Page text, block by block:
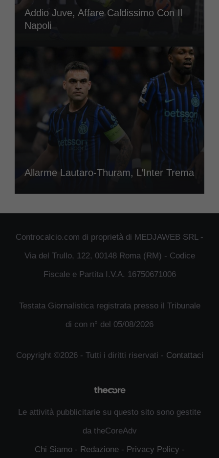
Addio Juve, Affare Caldissimo Con Il
Napoli
Allarme Lautaro-Thuram, L’Inter Trema
Controcalcio.com di proprietà di MEDJAWEB SRL -
Via del Trullo, 122, 00148 Roma (RM) - Codice
Fiscale e Partita I.V.A. 16750671006
Testata Giornalistica registrata presso il Tribunale
di con n° del 05/08/2026
Copyright ©2026 - Tutti i diritti riservati - Contattaci
Le attività pubblicitarie su questo sito sono gestite
da theCoreAdv
Chi Siamo- Redazione- Privacy Policy -